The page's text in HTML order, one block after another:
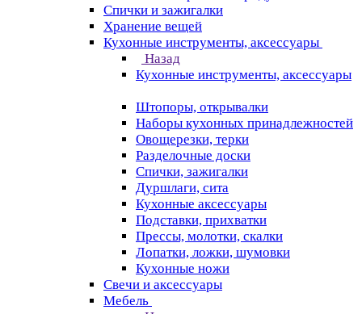
Спички и зажигалки
Хранение вещей
Кухонные инструменты, аксессуары
Назад
Кухонные инструменты, аксессуары
Штопоры, открывалки
Наборы кухонных принадлежностей
Овощерезки, терки
Разделочные доски
Спички, зажигалки
Дуршлаги, сита
Кухонные аксессуары
Подставки, прихватки
Прессы, молотки, скалки
Лопатки, ложки, шумовки
Кухонные ножи
Свечи и аксессуары
Мебель